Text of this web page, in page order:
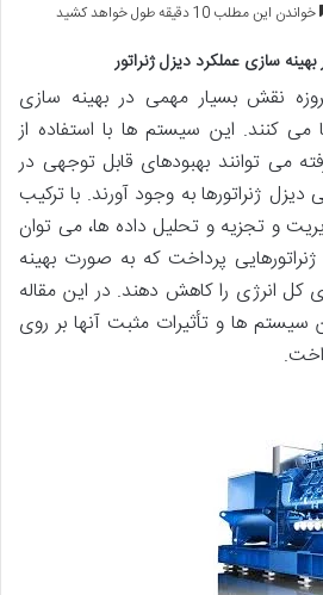
خواندن این مطلب 10 دقیقه طول خواهد کشید
سازی عملکرد دیزل ژنراتور
نقش بسیار مهمی در بهینه سازی
می کنند. این سیستم ها با استفاده از
می توانند بهبودهای قابل توجهی در
دیزل ژنراتورها به وجود آورند. با ترکیب
و تجزیه و تحلیل داده ها، می توان
پرداخت که به صورت بهینه
کل انرژی را کاهش دهند. در این مقاله
سیستم ها و تأثیرات مثبت آنها بر روی